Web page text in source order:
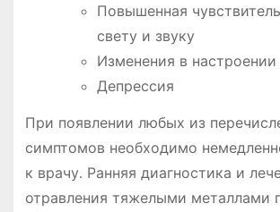
Повышенная
свету и звуку
Изменения в настроении
Депрессия
При появлении любых из
симптомов необходимо
к врачу․ Ранняя диагностика и
отравления тяжелыми металлами